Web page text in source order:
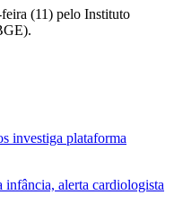
(11) pelo Instituto
investiga plataforma
infância, alerta cardiologista